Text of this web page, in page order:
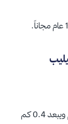
أحد أجمل وأفضل فنادق جنيف فئة 4 نجوم ويبعد 0.4 كم